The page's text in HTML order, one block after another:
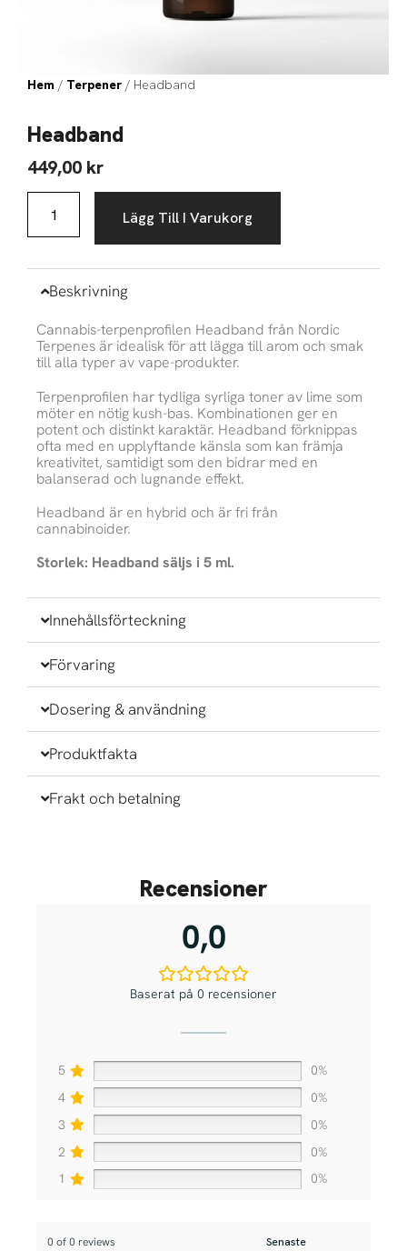
Hem / Terpener / Headband
Headband
449,00 kr
mängd
Lägg Till I Varukorg
Beskrivning
Cannabis-terpenprofilen Headband från Nordic
Terpenes är idealisk för att lägga till arom och smak
till alla typer av vape-produkter.
Terpenprofilen har tydliga syrliga toner av lime som
möter en nötig kush-bas. Kombinationen ger en
potent och distinkt karaktär. Headband förknippas
ofta med en upplyftande känsla som kan främja
kreativitet, samtidigt som den bidrar med en
balanserad och lugnande effekt.
Headband är en hybrid och är fri från
cannabinoider.
Storlek: Headband säljs i 5 ml.
Innehållsförteckning
Förvaring
Dosering & användning
Produktfakta
Frakt och betalning
Recensioner
0,0
Baserat på 0 recensioner
5
0%
4
0%
3
0%
2
0%
1
0%
0 of 0 reviews